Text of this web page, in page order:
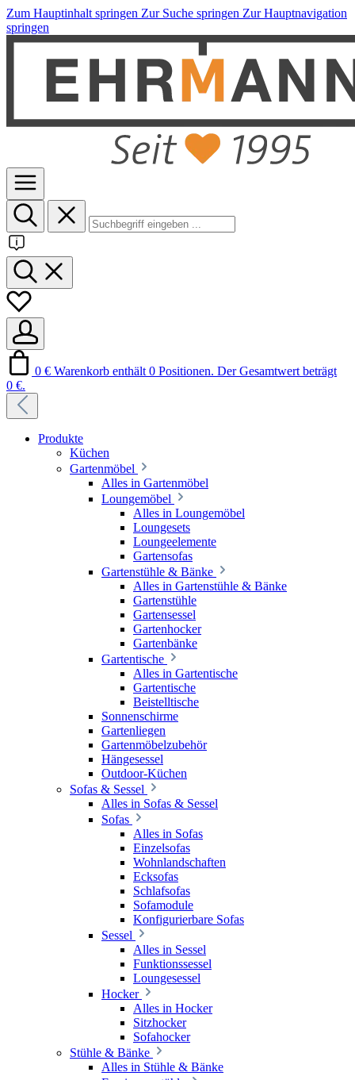
Zum Hauptinhalt springen Zur Suche springen Zur Hauptnavigation
springen
0 € Warenkorb enthält 0 Positionen. Der Gesamtwert beträgt
0 €.
Produkte
Küchen
Gartenmöbel
Alles in Gartenmöbel
Loungemöbel
Alles in Loungemöbel
Loungesets
Loungeelemente
Gartensofas
Gartenstühle & Bänke
Alles in Gartenstühle & Bänke
Gartenstühle
Gartensessel
Gartenhocker
Gartenbänke
Gartentische
Alles in Gartentische
Gartentische
Beistelltische
Sonnenschirme
Gartenliegen
Gartenmöbelzubehör
Hängesessel
Outdoor-Küchen
Sofas & Sessel
Alles in Sofas & Sessel
Sofas
Alles in Sofas
Einzelsofas
Wohnlandschaften
Ecksofas
Schlafsofas
Sofamodule
Konfigurierbare Sofas
Sessel
Alles in Sessel
Funktionssessel
Loungesessel
Hocker
Alles in Hocker
Sitzhocker
Sofahocker
Stühle & Bänke
Alles in Stühle & Bänke